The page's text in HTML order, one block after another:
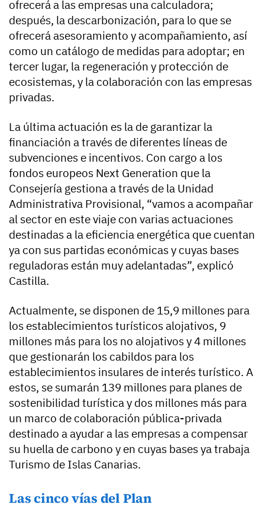
ofrecerá a las empresas una calculadora;
después, la descarbonización, para lo que se
ofrecerá asesoramiento y acompañamiento, así
como un catálogo de medidas para adoptar; en
tercer lugar, la regeneración y protección de
ecosistemas, y la colaboración con las empresas
privadas.
La última actuación es la de garantizar la
financiación a través de diferentes líneas de
subvenciones e incentivos. Con cargo a los
fondos europeos Next Generation que la
Consejería gestiona a través de la Unidad
Administrativa Provisional, “vamos a acompañar
al sector en este viaje con varias actuaciones
destinadas a la eficiencia energética que cuentan
ya con sus partidas económicas y cuyas bases
reguladoras están muy adelantadas”, explicó
Castilla.
Actualmente, se disponen de 15,9 millones para
los establecimientos turísticos alojativos, 9
millones más para los no alojativos y 4 millones
que gestionarán los cabildos para los
establecimientos insulares de interés turístico. A
estos, se sumarán 139 millones para planes de
sostenibilidad turística y dos millones más para
un marco de colaboración pública-privada
destinado a ayudar a las empresas a compensar
su huella de carbono y en cuyas bases ya trabaja
Turismo de Islas Canarias.
Las cinco vías del Plan